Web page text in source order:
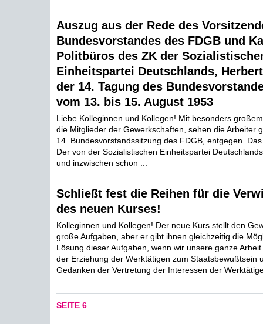
Auszug aus der Rede des
Bundesvorstandes des FDGB und
Politbüros des ZK der
Einheitspartei Deutschlands,
der 14. Tagung des
vom 13. bis 15. August 1953
Liebe Kolleginnen und Kollegen! Mit besonders
die Mitglieder der Gewerkschaften, sehen die Arbeiter
14. Bundesvorstandssitzung des FDGB, entgegen.
Der von der Sozialistischen Einheitspartei
und inzwischen schon ...
Schließt fest die Reihen für die
des neuen Kurses!
Kolleginnen und Kollegen! Der neue Kurs stellt den
große Aufgaben, aber er gibt ihnen gleichzeitig die
Lösung dieser Aufgaben, wenn wir unsere ganze
der Erziehung der Werktätigen zum Staatsbewußtsein
Gedanken der Vertretung der Interessen der
SEITE 6